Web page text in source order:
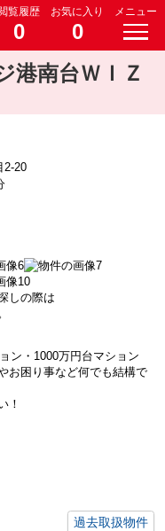
覧履歴
0
お気に入り
0
メニュー
港南台ＷＩＺ
2-20
しの際は
ン・ 1000万円台マション
お困り事など何でも結構で
！
過去取扱物件